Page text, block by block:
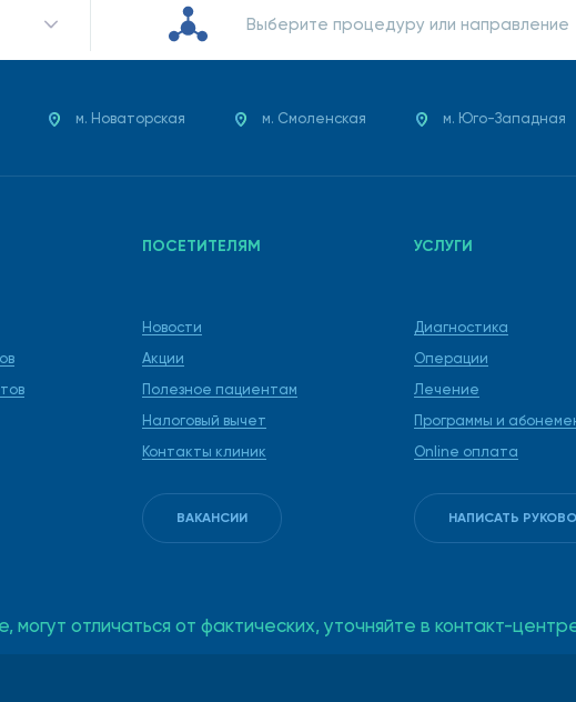
с использованием криодеструкции, радиоволновой
на Профсоюзной успешно
Выберите процедуру или направление
м. Новаторская м. Смоленская м. Юго-Западная
ПОСЕТИТЕЛЯМ
Новости
Акции
Полезное пациентам
Налоговый вычет
Контакты клиник
ВАКАНСИИ
УСЛУГИ
Диагностика
Операции
Лечение
Программы и
Online оплата
НАПИСАТЬ
могут отличаться от фактических, уточняйте в контакт-